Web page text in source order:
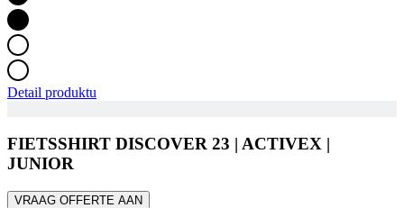
Detail produktu
FIETSSHIRT DISCOVER 23 | ACTIVEX |
JUNIOR
VRAAG OFFERTE AAN